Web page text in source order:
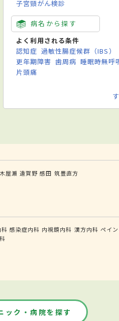
子宮頸がん検診
病名から探す
よく利用される条件
認知症 過敏性腸症候群（IBS）
更年期障害 歯周病 睡眠時無呼
片頭痛
木屋瀬 遠賀野 感田 筑豊直方
感染症内科 内視鏡内科 漢方内科 ペイ
ック・病院を探す